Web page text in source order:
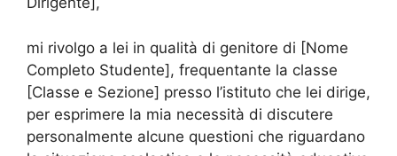
mi rivolgo a lei in qualità di genitore di [Nome
Completo Studente], frequentante la classe
[Classe e Sezione] presso l’istituto che lei dirige,
per esprimere la mia necessità di discutere
personalmente alcune questioni che riguardano